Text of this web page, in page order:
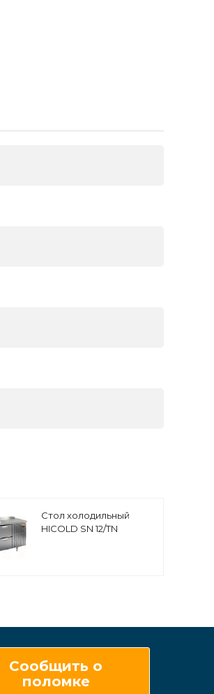
Стол холодильный
HICOLD SN 12/TN
Сообщить о
поломке